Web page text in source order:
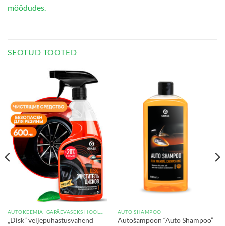
möödudes.
SEOTUD TOOTED
„Disk” veljepuhastusvahend
AUTO SHAMPOO
Autošampoon “Auto Shampoo”